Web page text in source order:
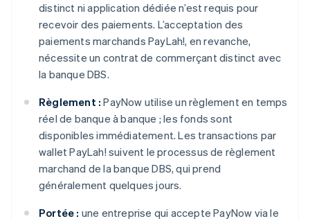
distinct ni application dédiée n’est requis pour
recevoir des paiements. L’acceptation des
paiements marchands PayLah!, en revanche,
nécessite un contrat de commerçant distinct avec
la banque DBS.
Règlement : PayNow utilise un règlement en temps
réel de banque à banque ; les fonds sont
disponibles immédiatement. Les transactions par
wallet PayLah! suivent le processus de règlement
marchand de la banque DBS, qui prend
généralement quelques jours.
Portée : une entreprise qui accepte PayNow via le